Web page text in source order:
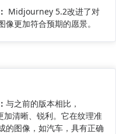
Midjourney 5.2改进了对
更加符合预期的愿景。
与之前的版本相比，
清晰、锐利。它在纹理准
的图像，如汽车，具有正确